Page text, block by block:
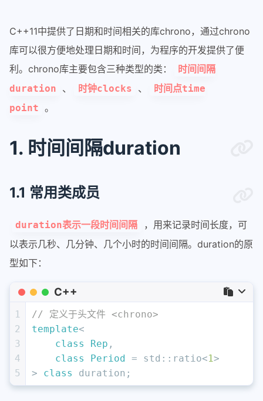
C++11中提供了日期和时间相关的库chrono，通过chrono
库可以很方便地处理日期和时间，为程序的开发提供了便
利。chrono库主要包含三种类型的类：
时间间隔
duration
、 时钟clocks 、
时间点time
point 。
1. 时间间隔duration
1.1 常用类成员
duration表示一段时间间隔
，用来记录时间长度，可
以表示几秒、几分钟、几个小时的时间间隔。duration的原
型如下：
C++
1
2
3
4
5
// 定义于头文件 <chrono>
template<
class
Rep ,
class
Period = std::ratio<1>
> class duration;